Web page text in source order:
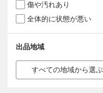
傷や汚れあり
全体的に状態が悪い
出品地域
すべての地域から選ぶ